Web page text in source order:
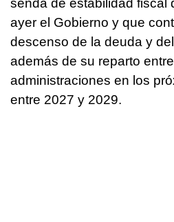
senda de estabilidad fiscal
ayer el Gobierno y que
descenso de la deuda y
además de su reparto
administraciones en los
entre 2027 y 2029.